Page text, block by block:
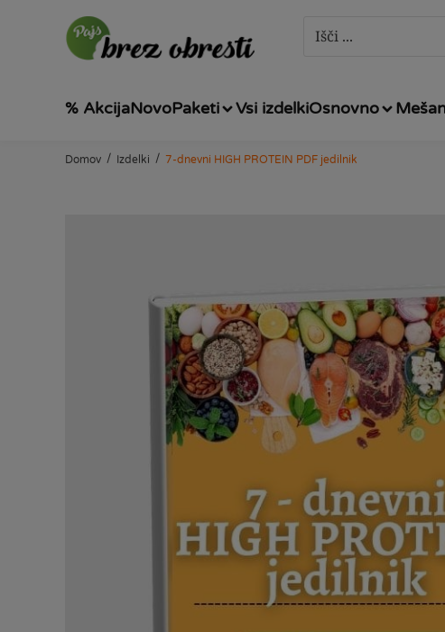
% AkcijaNovoPaketi Vsi izdelkiOsnovno
Domov / Izdelki / 7-dnevni HIGH PROTEIN PDF jedilnik